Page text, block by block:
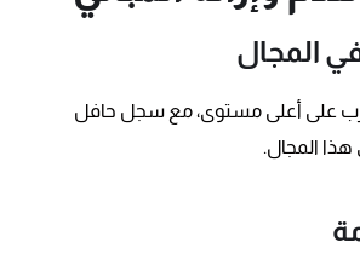
المجال
على أعلى مستوى، مع سجل حافل
هذا المجال.